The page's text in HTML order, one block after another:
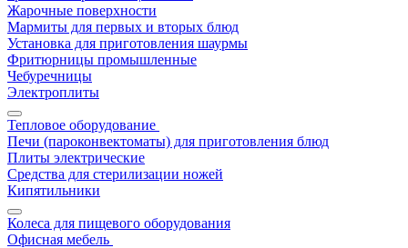
Жарочные поверхности
Мармиты для первых и вторых блюд
Установка для приготовления шаурмы
Фритюрницы промышленные
Чебуречницы
Электроплиты
Тепловое оборудование
Печи (пароконвектоматы) для приготовления блюд
Плиты электрические
Средства для стерилизации ножей
Кипятильники
Колеса для пищевого оборудования
Офисная мебель